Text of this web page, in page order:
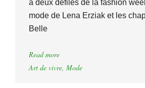
à deux défilés de la fashion
mode de Lena Erziak et les
Belle
Read more
Art de vivre, Mode